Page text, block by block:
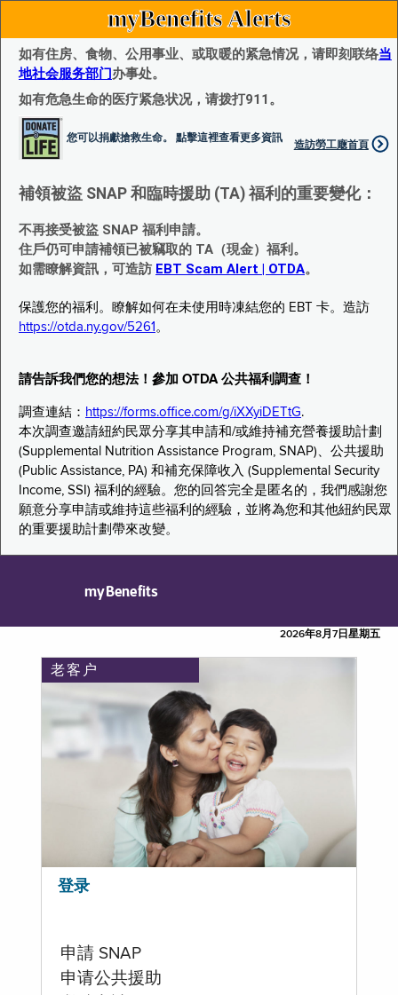
myBenefits Alerts
如有住房、食物、公用事业、或取暖的紧急情况，请即刻联络当
地社会服务部门办事处。
如有危急生命的医疗紧急状况，请拨打911。
您可以捐獻搶救生命。 點擊這裡查看更多資訊
造訪勞工廰首頁
補領被盜 SNAP 和臨時援助 (TA) 福利的重要變化：
不再接受被盜 SNAP 福利申請。
住戶仍可申請補領已被竊取的 TA（現金）福利。
如需瞭解資訊，可造訪 EBT Scam Alert | OTDA。
保護您的福利。瞭解如何在未使用時凍結您的 EBT 卡。造訪
https://otda.ny.gov/5261 。
請告訴我們您的想法！參加 OTDA 公共福利調查！
調查連結： https://forms.office.com/g/iXXyiDETtG.
本次調查邀請紐約民眾分享其申請和/或維持補充營養援助計劃
(Supplemental Nutrition Assistance Program, SNAP)、公共援助
(Public Assistance, PA) 和補充保障收入 (Supplemental Security
Income, SSI) 福利的經驗。您的回答完全是匿名的，我們感謝您
願意分享申請或維持這些福利的經驗，並將為您和其他紐約民眾
的重要援助計劃帶來改變。
myBenefits
2026年8月7日星期五
老客户
登录
申請 SNAP
申请公共援助